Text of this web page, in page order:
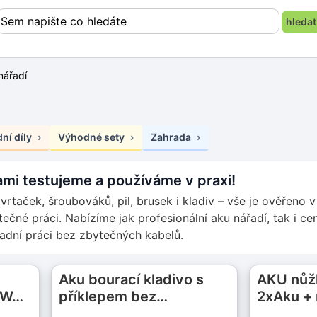
díly Výhodné sety Zahrada
testujeme a používáme v praxi!
šroubováků, pil, brusek i kladiv – vše je ověřeno
práci. Nabízíme jak profesionální aku nářadí, tak i
práci bez zbytečných kabelů.
Aku bourací kladivo s
příklepem bez…
AKU
2xAku